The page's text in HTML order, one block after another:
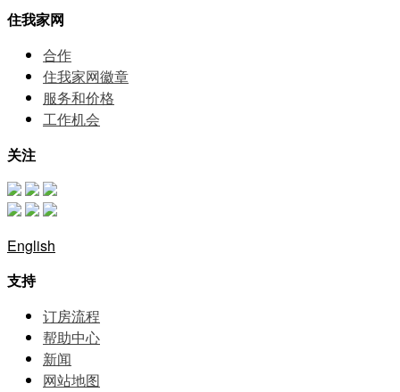
住我家网
合作
住我家网徽章
服务和价格
⼯作机会
关注
English
支持
订房流程
帮助中⼼
新闻
网站地图